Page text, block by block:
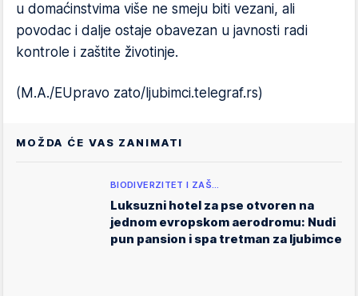
u domaćinstvima više ne smeju biti vezani, ali
povodac i dalje ostaje obavezan u javnosti radi
kontrole i zaštite životinje.
(M.A./EUpravo zato/ljubimci.telegraf.rs)
MOŽDA ĆE VAS ZANIMATI
BIODIVERZITET I ZAŠ…
Luksuzni hotel za pse otvoren na
jednom evropskom aerodromu: Nudi
pun pansion i spa tretman za ljubimce